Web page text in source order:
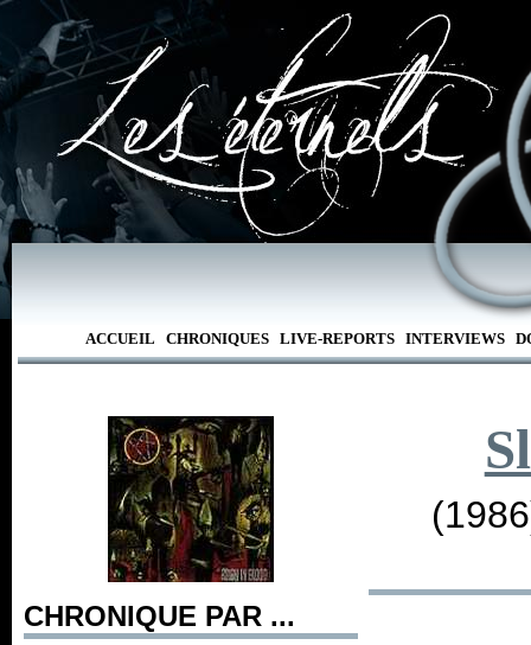
ACCUEIL CHRONIQUES LIVE-REPORTS INTERVIEWS
CHRONIQUE PAR ...